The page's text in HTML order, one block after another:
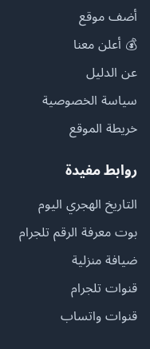
أضف موقع
💰 أعلن معنا
عن الدليل
سياسة الخصوصية
خريطة الموقع
روابط مفيدة
التاريخ الهجري اليوم
بوت معرفة الرقم تلجرام
ضيافة منزلية
قنوات تلجرام
قنوات واتساب